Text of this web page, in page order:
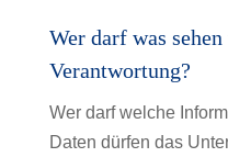
Wer darf was
Verantwortung?
Wer darf welche
Daten dürfen das